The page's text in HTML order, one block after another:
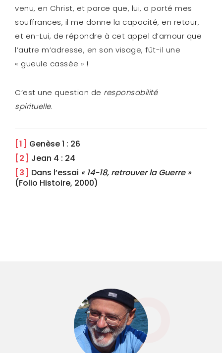
venu, en Christ, et parce que, lui, a porté mes
souffrances, il me donne la capacité, en retour,
et en-Lui, de répondre à cet appel d’amour que
l’autre m’adresse, en son visage, fût-il une
« gueule cassée » !
C’est une question de responsabilité
spirituelle
[1] Genèse 1 : 26
[2] Jean 4 : 24
[3] Dans l’essai « 14-18, retrouver la Guerre »
(Folio Histoire, 2000)